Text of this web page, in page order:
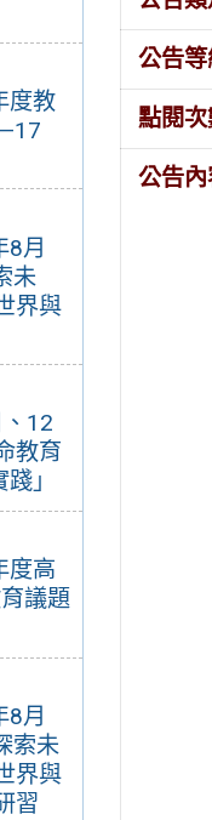
度教
8月
未
界與
12
教育
」
度高
議題
8月
索未
界與
習
公告
點閱
公告